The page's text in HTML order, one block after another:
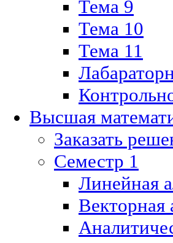
Тема 9
Тема 10
Тема 11
Высшая
Заказать
Семестр 1
Линейная
Векторная